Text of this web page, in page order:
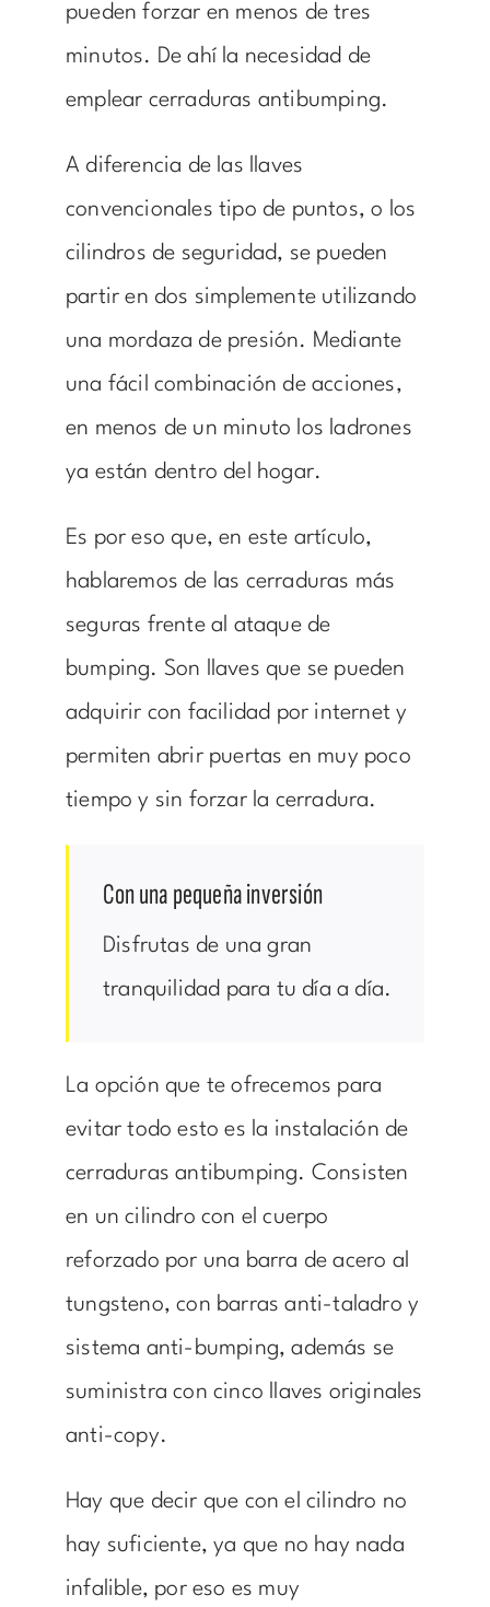
pueden forzar en menos de tres
minutos. De ahí la necesidad de
emplear cerraduras antibumping.
A diferencia de las llaves
convencionales tipo de puntos, o los
cilindros de seguridad, se pueden
partir en dos simplemente utilizando
una mordaza de presión. Mediante
una fácil combinación de acciones,
en menos de un minuto los ladrones
ya están dentro del hogar.
Es por eso que, en este artículo,
hablaremos de las cerraduras más
seguras frente al ataque de
bumping. Son llaves que se pueden
adquirir con facilidad por internet y
permiten abrir puertas en muy poco
tiempo y sin forzar la cerradura.
Con una pequeña inversión
Disfrutas de una gran
tranquilidad para tu día a día.
La opción que te ofrecemos para
evitar todo esto es la instalación de
cerraduras antibumping. Consisten
en un cilindro con el cuerpo
reforzado por una barra de acero al
tungsteno, con barras anti-taladro y
sistema anti-bumping, además se
suministra con cinco llaves originales
anti-copy.
Hay que decir que con el cilindro no
hay suficiente, ya que no hay nada
infalible, por eso es muy